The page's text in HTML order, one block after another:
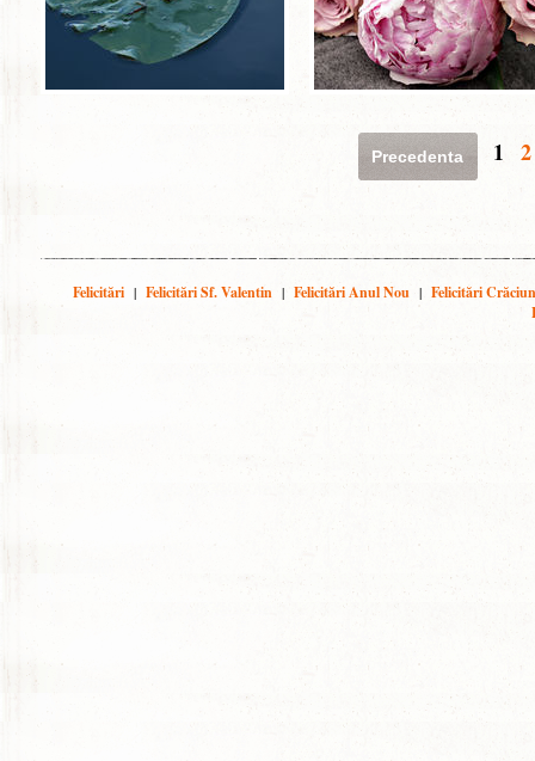
Precedenta 1 2
Felicitări | Felicitări Sf. Valentin | Felicitări Anul Nou | Felicitări